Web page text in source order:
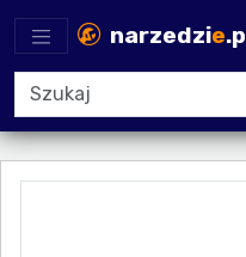
narzedzie